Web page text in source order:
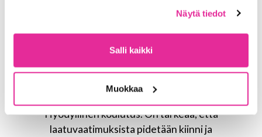
Näytä tiedot
Salli kaikki
Muokkaa
päivästä oli vielä iso apu. Jos kurssia ei olisi,
asetelma olisi paljon haastavampi. Jatkakaa
samaan malliin.
Hyödyllinen koulutus. On tärkeää, että
laatuvaatimuksista pidetään kiinni ja